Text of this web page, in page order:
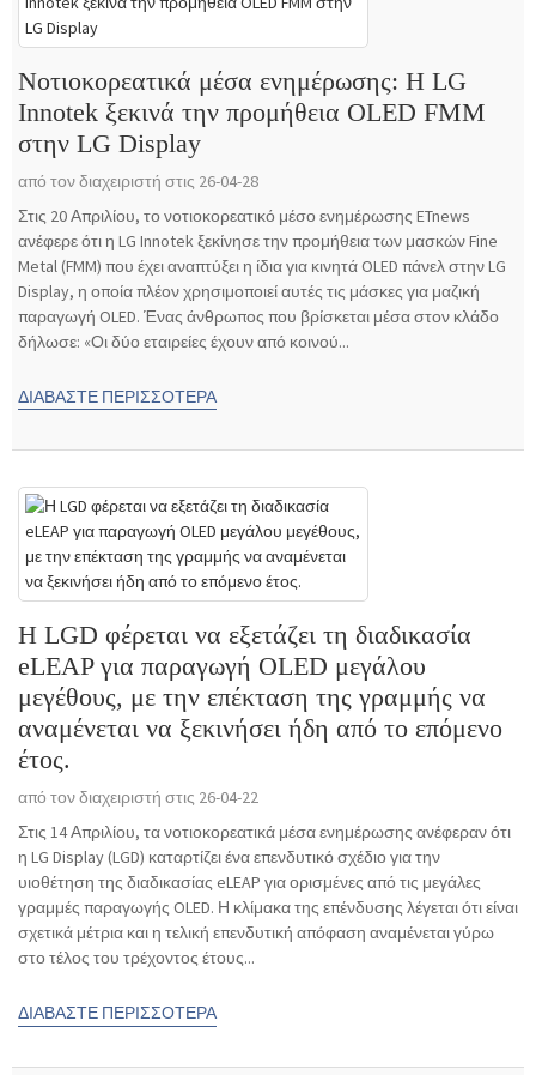
Νοτιοκορεατικά μέσα ενημέρωσης: Η LG
Innotek ξεκινά την προμήθεια OLED FMM
στην LG Display
από τον διαχειριστή στις 26-04-28
Στις 20 Απριλίου, το νοτιοκορεατικό μέσο ενημέρωσης ETnews
ανέφερε ότι η LG Innotek ξεκίνησε την προμήθεια των μασκών Fine
Metal (FMM) που έχει αναπτύξει η ίδια για κινητά OLED πάνελ στην LG
Display, η οποία πλέον χρησιμοποιεί αυτές τις μάσκες για μαζική
παραγωγή OLED. Ένας άνθρωπος που βρίσκεται μέσα στον κλάδο
δήλωσε: «Οι δύο εταιρείες έχουν από κοινού...
ΔΙΑΒΆΣΤΕ ΠΕΡΙΣΣΌΤΕΡΑ
Η LGD φέρεται να εξετάζει τη διαδικασία
eLEAP για παραγωγή OLED μεγάλου
μεγέθους, με την επέκταση της γραμμής να
αναμένεται να ξεκινήσει ήδη από το επόμενο
έτος.
από τον διαχειριστή στις 26-04-22
Στις 14 Απριλίου, τα νοτιοκορεατικά μέσα ενημέρωσης ανέφεραν ότι
η LG Display (LGD) καταρτίζει ένα επενδυτικό σχέδιο για την
υιοθέτηση της διαδικασίας eLEAP για ορισμένες από τις μεγάλες
γραμμές παραγωγής OLED. Η κλίμακα της επένδυσης λέγεται ότι είναι
σχετικά μέτρια και η τελική επενδυτική απόφαση αναμένεται γύρω
στο τέλος του τρέχοντος έτους...
ΔΙΑΒΆΣΤΕ ΠΕΡΙΣΣΌΤΕΡΑ